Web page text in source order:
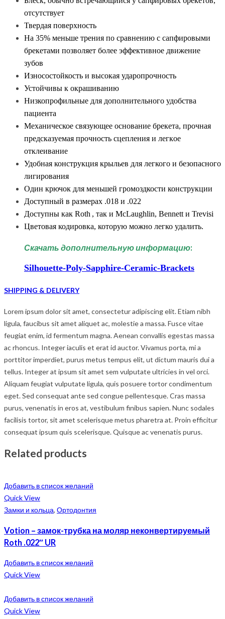
отсутствует
Твердая поверхность
На 35% меньше трения по сравнению с сапфировыми
брекетами позволяет более эффективное движение
зубов
Износостойкость и высокая ударопрочность
Устойчивы к окрашиванию
Низкопрофильные для дополнительного удобства
пациента
Механическое связующее основание брекета, прочная
предсказуемая прочность сцепления и легкое
отклеивание
Удобная конструкция крыльев для легкого и безопасного
лигирования
Один крючок для меньшей громоздкости конструкции
Доступный в размерах .018 и .022
Доступны как Roth , так и McLaughlin, Bennett и Trevisi
Цветовая кодировка, которую можно легко удалить.
Скачать дополнительную информацию:
Silhouette-Poly-Sapphire-Ceramic-Brackets
SHIPPING & DELIVERY
Lorem ipsum dolor sit amet, consectetur adipiscing elit. Etiam nibh
ligula, faucibus sit amet aliquet ac, molestie a massa. Fusce vitae
feugiat enim, id fermentum magna. Aenean convallis egestas massa
ac rhoncus. Integer iaculis et erat id auctor. Vivamus porta, mi a
porttitor imperdiet, purus metus tempus elit, ut dictum mauris dui a
tellus. Integer at ipsum sit amet sem vulputate ultricies in vel orci.
Aliquam feugiat vulputate ligula, quis posuere tortor condimentum
eget. Sed consequat ante sed congue pellentesque. Cras massa
purus, venenatis in eros at, vestibulum finibus sapien. Nunc sodales
facilisis tortor, sit amet scelerisque metus pharetra at. Proin efficitur
consequat ipsum quis scelerisque. Quisque ac venenatis purus.
Related products
Добавить в список желаний
Quick View
Замки и кольца, Ортодонтия
Votion – замок-трубка на моляр неконвертируемый
Roth .022″ UR
Добавить в список желаний
Quick View
Добавить в список желаний
Quick View